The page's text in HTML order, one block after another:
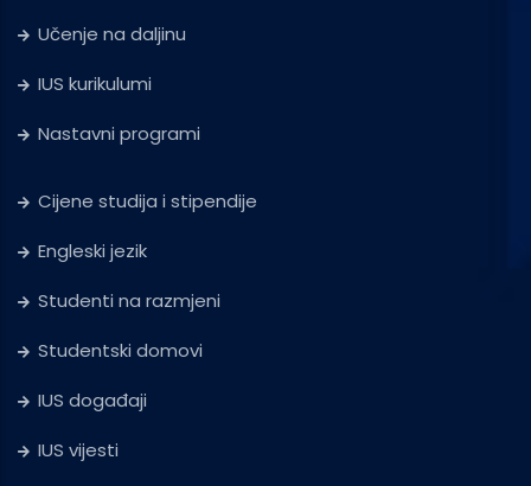
Učenje na daljinu
IUS kurikulumi
Nastavni programi
Cijene studija i stipendije
Engleski jezik
Studenti na razmjeni
Studentski domovi
IUS događaji
IUS vijesti